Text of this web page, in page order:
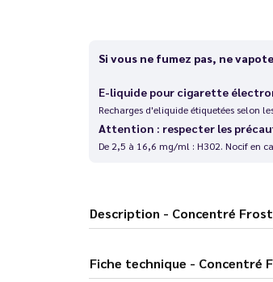
Si vous ne fumez pas, ne
E-liquide pour cigarette
Recharges d'eliquide étiquetées selon
Attention : respecter les
De 2,5 à 16,6 mg/ml : H302. Nocif en
Description -
Fiche technique -